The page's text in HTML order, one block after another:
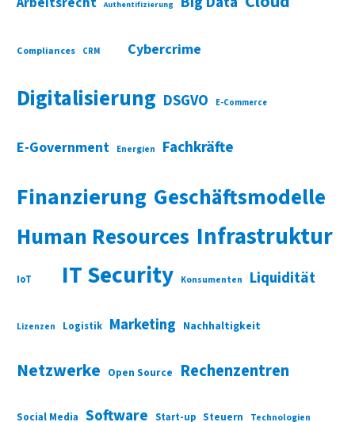
Authentifizierung
Compliances CRM Cybercrime
Digitalisierung DSGVO E-Commerce
E-Government Energien Fachkräfte
Finanzierung Geschäftsmodelle
Human Resources Infrastruktur
IoT IT Security Konsumenten Liquidität
Lizenzen Logistik Marketing Nachhaltigkeit
Netzwerke Open Source Rechenzentren
Social Media Software Start-up Steuern Technologien